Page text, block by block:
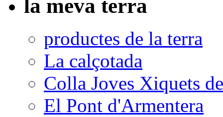
la meva terra
productes de la terra
La calçotada
Colla Joves Xiquets
El Pont d'Armentera